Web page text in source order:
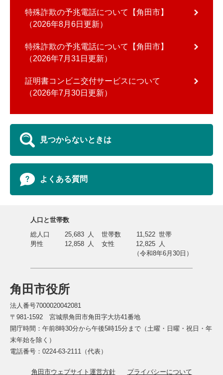
特殊詐欺の予兆電話について【角田市】
2026年8月6日更新
特殊詐欺の予兆電話について【角田市】
2026年7月31日更新
証明書コンビニ交付サービスについて
2026年7月30日更新
見つからないときは
よくある質問
角田市役所
法人番号7000020042081
〒981-1592 宮城県角田市角田字大坊41番地
開庁時間：午前8時30分から午後5時15分まで（土曜・日曜・祝日・年
末年始を除く）
電話番号：0224-63-2111（代表）
角田市ウェブサイト運営方針 プライバシーについて
人口と世帯数
総人口
25,683 人 世帯数 11,522 世帯
男性
12,858 人 女性 12,825 人
（令和8年6月30日）